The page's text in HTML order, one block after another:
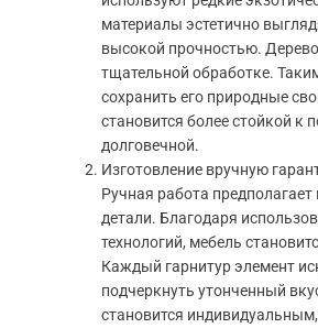
материалы эстетично
высокой прочностью.
тщательной обработке.
сохранить его природные
становится более стойкой к
долговечной.
Изготовление вручную
Ручная работа
детали. Благодаря
технологий, мебель
Каждый гарнитур элемент
подчеркнуть утонченный
становится